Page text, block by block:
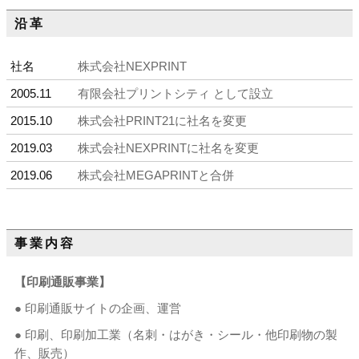
沿革
社名
株式会社NEXPRINT
2005.11
有限会社プリントシティ として設立
2015.10
株式会社PRINT21に社名を変更
2019.03
株式会社NEXPRINTに社名を変更
2019.06
株式会社MEGAPRINTと合併
事業内容
【印刷通販事業】
● 印刷通販サイトの企画、運営
● 印刷、印刷加工業（名刺・はがき・シール・他印刷物の製
作、販売）